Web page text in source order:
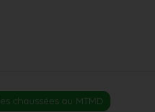
chaussées au MTMD